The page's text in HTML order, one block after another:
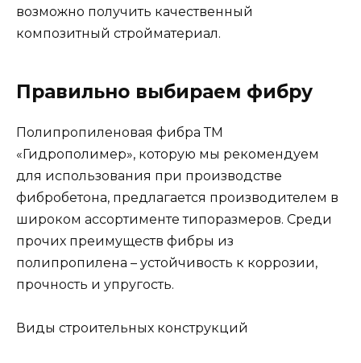
возможно получить качественный
композитный стройматериал.
Правильно выбираем фибру
Полипропиленовая фибра ТМ
«Гидрополимер», которую мы рекомендуем
для использования при производстве
фибробетона, предлагается производителем в
широком ассортименте типоразмеров. Среди
прочих преимуществ фибры из
полипропилена – устойчивость к коррозии,
прочность и упругость.
Виды строительных конструкций